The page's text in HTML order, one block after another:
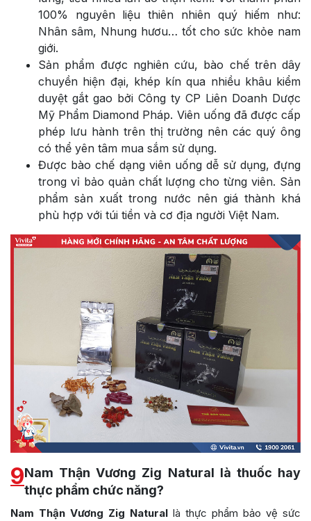
100% nguyên liệu thiên nhiên quý hiếm như:
Nhân sâm, Nhung hươu… tốt cho sức khỏe nam
giới.
Sản phẩm được nghiên cứu, bào chế trên dây
chuyền hiện đại, khép kín qua nhiều khâu kiểm
duyệt gắt gao bởi Công ty CP Liên Doanh Dược
Mỹ Phẩm Diamond Pháp. Viên uống đã được cấp
phép lưu hành trên thị trường nên các quý ông
có thể yên tâm mua sắm sử dụng.
Được bào chế dạng viên uống dễ sử dụng, đựng
trong vỉ bảo quản chất lượng cho từng viên. Sản
phẩm sản xuất trong nước nên giá thành khá
phù hợp với túi tiền và cơ địa người Việt Nam.
9Nam Thận Vương Zig Natural là thuốc hay
thực phẩm chức năng?
Nam Thận Vương Zig Natural là thực phẩm bảo vệ sức